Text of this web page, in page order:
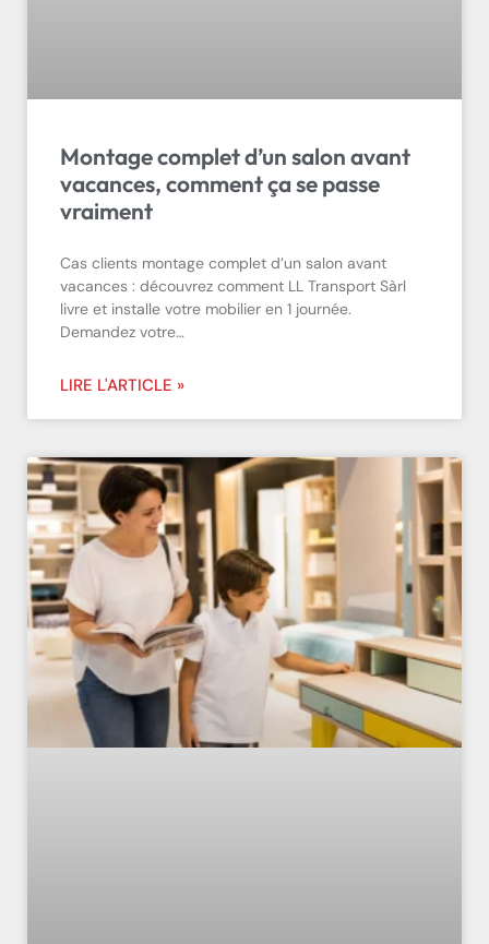
Montage complet d’un salon avant
vacances, comment ça se passe
vraiment
Cas clients montage complet d’un salon avant
vacances : découvrez comment LL Transport Sàrl
livre et installe votre mobilier en 1 journée.
Demandez votre…
LIRE L'ARTICLE »